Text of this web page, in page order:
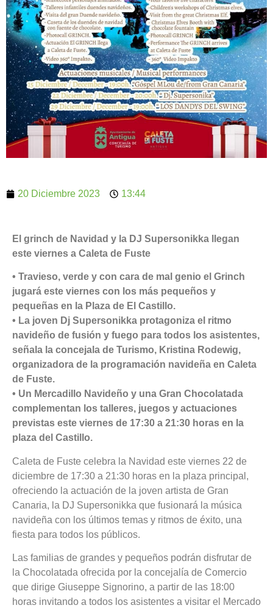
20 Diciembre 2023 13:44
El grinch de Navidad y la DJ Supersonikka llegan
este viernes a Caleta de Fuste
• Travieso, verde y con cara de mal genio el Grinch
jugará este viernes con los más pequeños y
pequeñas en la Plaza de El Castillo.
• La joven Dj Supersonikka protagoniza el ritmo
navideño de fusión y fuego para todos los asistentes,
señala la concejala de Turismo, Kristina Rodewig,
organizadora de la programación navideña en Caleta
de Fuste.
• Un Mercadillo Navideño y una Gran Chocolatada
complementan los talleres, juegos y actuaciones
previstas este viernes de 17:30 a 21:30 horas en la
plaza del Castillo.
Caleta de Fuste celebra la Navidad este viernes 22 de
diciembre de 17:30 a 21:30 horas en la plaza principal,
ofreciendo la actuación de la joven artista de Gran
Canaria, la DJ Supersonikka que fusionará la música
navideña con los últimos temas y ritmos de éxito, una
fiesta para todos los públicos.
Las familias de grandes y pequeños podrán disfrutar de
la Chocolatada ofrecida por la concejalía de Comercio
que dirige Giuseppe Signorino, a partir de las 18:00
horas invitando a todos los asistentes a visitar el Mercado